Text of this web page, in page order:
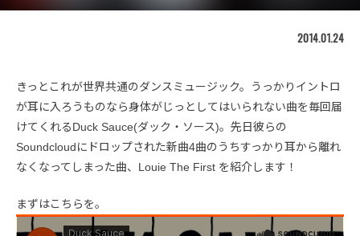
2014.01.24
きっとこれが世界共通のダンスミュージック。うっかりイントロ
が耳に入ろうものなら身体がじっとしてはいられない曲を毎回届
けてくれるDuck Sauce(ダック・ソース)。先日彼らの
Soundcloudにドロップされた新曲4曲のうちすっかり耳から離れ
なくなってしまった曲、Louie The First を紹介します！
まずはこちらを。